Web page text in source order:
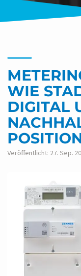
WIE
DIGITAL
Veröffentlicht: 27. Sep.